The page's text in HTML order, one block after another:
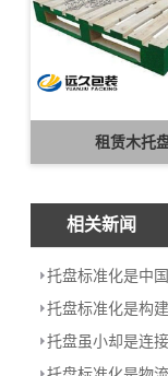
租赁木托
相关新闻